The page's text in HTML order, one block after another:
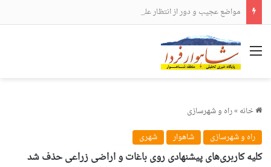
مواضع عجیب و دور از انتظار علی لاریجانی
منو
خانه»راه و شهرسازی
راه و شهرسازی
شاهوار شهری
کلیه کاربری‌های پیشنهادی روی باغات و اراضی زراعی حذف شد